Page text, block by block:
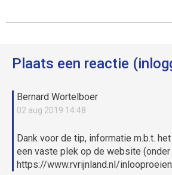
Plaats een reactie
Bernard Wortelboer
02 aug 2019 14:48
Dank voor de tip, informatie m.b.t.
een vaste plek op de website (onder
https://www.rvrijnland.nl/inlooproeien